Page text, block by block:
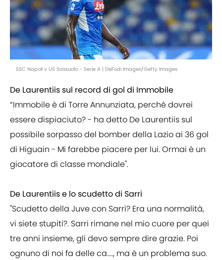
SSC Napoli v US Sassuolo - Serie A | DeFodi Images/Getty Images
De Laurentiis sul record di gol di Immobile
“Immobile è di Torre Annunziata, perché dovrei
essere dispiaciuto? - ha detto De Laurentiis sul
possibile sorpasso del bomber della Lazio ai 36 gol
di Higuain - Mi farebbe piacere per lui. Ormai è un
giocatore di classe mondiale".
De Laurentiis e lo scudetto di Sarri
"Scudetto della Juve con Sarri? Era una normalità,
vi siete stupiti?. Sarri rimane nel mio cuore per quei
tre anni insieme, gli devo sempre dire grazie. Poi
ognuno di noi fa delle ca...., ma è un problema suo.